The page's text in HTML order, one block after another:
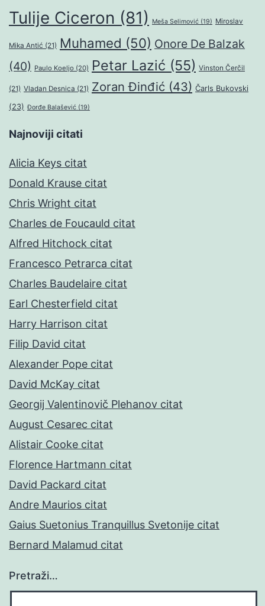
Tulije Ciceron (81) Meša Selimović (19) Miroslav
Mika Antić (21) Muhamed (50) Onore De Balzak
(40) Paulo Koeljo (20) Petar Lazić (55) Vinston Čerčil
(21) Vladan Desnica (21) Zoran Đinđić (43) Čarls Bukovski
(23) Đorđe Balašević (19)
Najnoviji citati
Alicia Keys citat
Donald Krause citat
Chris Wright citat
Charles de Foucauld citat
Alfred Hitchock citat
Francesco Petrarca citat
Charles Baudelaire citat
Earl Chesterfield citat
Harry Harrison citat
Filip David citat
Alexander Pope citat
David McKay citat
Georgij Valentinovič Plehanov citat
August Cesarec citat
Alistair Cooke citat
Florence Hartmann citat
David Packard citat
Andre Maurios citat
Gaius Suetonius Tranquillus Svetonije citat
Bernard Malamud citat
Pretraži…